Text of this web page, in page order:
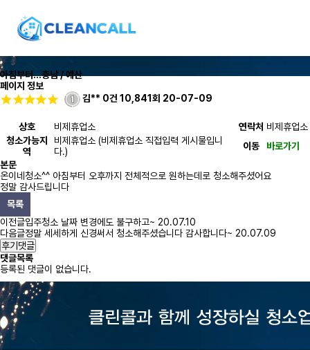
아침부터...충남 / 예산
페이지 정보
김** 0건 10,841회 20-07-09
상호 비제휴업소 연락처 비제휴업소
청소가능지
역
비제휴업소 (비제휴업소 직접입력 게시물입니
다.)
이동
바로가기
본문
온이네청소^^ 아침부터 오후까지 전체적으로 원하는데로 청소해주셨어요
정말 감사드립니다
목록
이전글입주청소 날짜 변경에도 불구하고~ 20.07.10
다음글정말 세세하게 신경써서 청소해주셨습니다 감사합니다~ 20.07.09
후기댓글
댓글목록
등록된 댓글이 없습니다.